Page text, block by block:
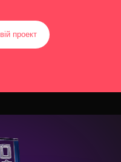
проект